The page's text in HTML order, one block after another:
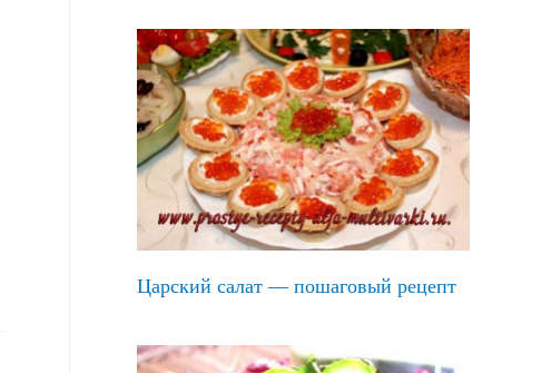
Царский салат — пошаговый рецепт